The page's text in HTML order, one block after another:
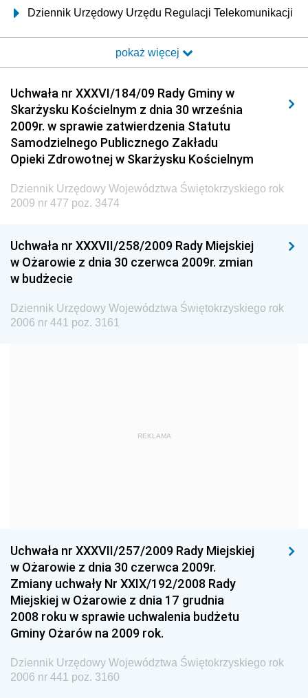
Dziennik Urzędowy Urzędu Regulacji Telekomunikacji
Dziennik Urzędowy Ministra Transportu i Budownictwa
Elektronicznej
Dziennik Urzędowy Ministra Spraw Wewnętrznych i
Administracji
Dziennik Urzędowy Ministra Transportu
Dziennik Urzędowy Ministra Budownictwa
Dziennik Urzędowy Ministra Nauki i Szkolnictwa
Dziennik Urzędowy Głównego Urzędu Miar
Dziennik Urzędowy Ministra Rolnictwa i Rozwoju Wsi
Sportu
Dziennik Urzędowy Ministra Edukacji i Nauki
Dziennik Urzędowy Ministra Gospodarki
Dziennik Urzędowy Urzędu Ochrony Konkurencji i
Konsumentów
Dziennik Urzędowy Ministra Pracy i Polityki
Społecznej
Dziennik Urzędowy Urzędu Lotnictwa Cywilnego
pokaż więcej
Uchwała nr XXXVI/184/09 Rady Gminy w
Skarżysku Kościelnym z dnia 30 września
2009r. w sprawie zatwierdzenia Statutu
Samodzielnego Publicznego Zakładu
Opieki Zdrowotnej w Skarżysku Kościelnym
Dziennik Urzędowy Województwa Świętokrzyskiego rok
2009 nr 477 poz. 3474
Uchwała nr XXXVII/258/2009 Rady Miejskiej
w Ożarowie z dnia 30 czerwca 2009r. zmian
w budżecie
Dziennik Urzędowy Województwa Świętokrzyskiego rok
2006 nr 441 poz. 3161
REKLAMA
Uchwała nr XXXVII/257/2009 Rady Miejskiej
w Ożarowie z dnia 30 czerwca 2009r.
Zmiany uchwały Nr XXIX/192/2008 Rady
Miejskiej w Ożarowie z dnia 17 grudnia
2008 roku w sprawie uchwalenia budżetu
Gminy Ożarów na 2009 rok.
Dziennik Urzędowy Województwa Świętokrzyskiego rok
2006 nr 441 poz. 3160